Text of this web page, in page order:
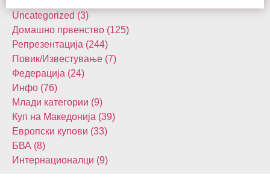
Uncategorized (3)
Домашнo првенство (125)
Репрезентација (244)
Повик/Известување (7)
Федерација (24)
Инфо (76)
Млади категории (9)
Куп на Македонија (39)
Европски купови (33)
БВА (8)
Интернационалци (9)